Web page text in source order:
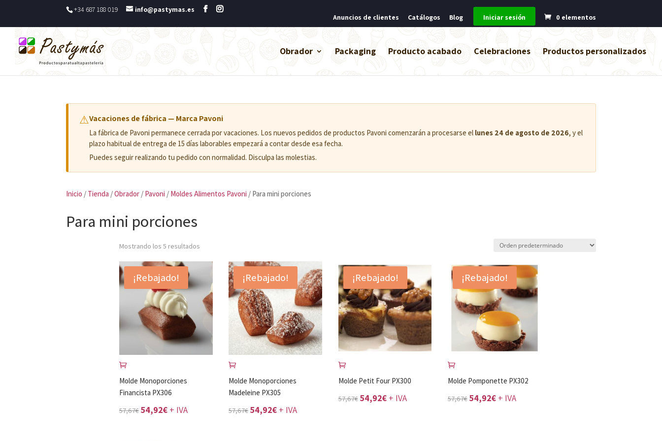
+34 687 188 019
info@pastymas.es
Anuncios de clientes
Catálogos Blog Iniciar sesión 0 elementos
Obrador Packaging Producto acabado Celebraciones Productos personalizados
⚠Vacaciones de fábrica — Marca Pavoni
La fábrica de Pavoni permanece cerrada por vacaciones. Los nuevos pedidos de productos Pavoni comenzarán a procesarse el lunes 24 de agosto de 2026, y el
plazo habitual de entrega de 15 días laborables empezará a contar desde esa fecha.
Puedes seguir realizando tu pedido con normalidad. Disculpa las molestias.
Inicio / Tienda /Obrador / Pavoni / Moldes Alimentos Pavoni / Para mini porciones
Para mini porciones
Mostrando los 5 resultados
¡Rebajado!
Molde Monoporciones
Financista PX306
57,67€ El
54,92€El+ IVA
¡Rebajado!
Molde Monoporciones
Madeleine PX305
57,67€ El
54,92€El+ IVA
¡Rebajado!
Molde Petit Four PX300
57,67€ El
54,92€El+ IVA
¡Rebajado!
Molde Pomponette PX302
57,67€ El
54,92€El+ IVA